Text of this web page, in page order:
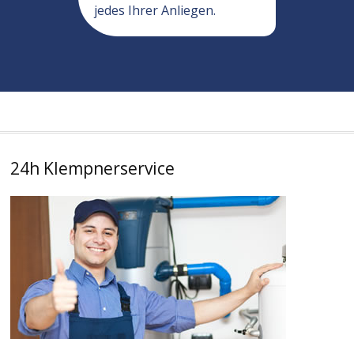
jedes Ihrer Anliegen.
24h Klempnerservice